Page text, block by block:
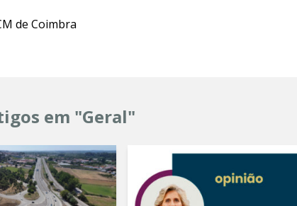
de Coimbra
em "Geral"